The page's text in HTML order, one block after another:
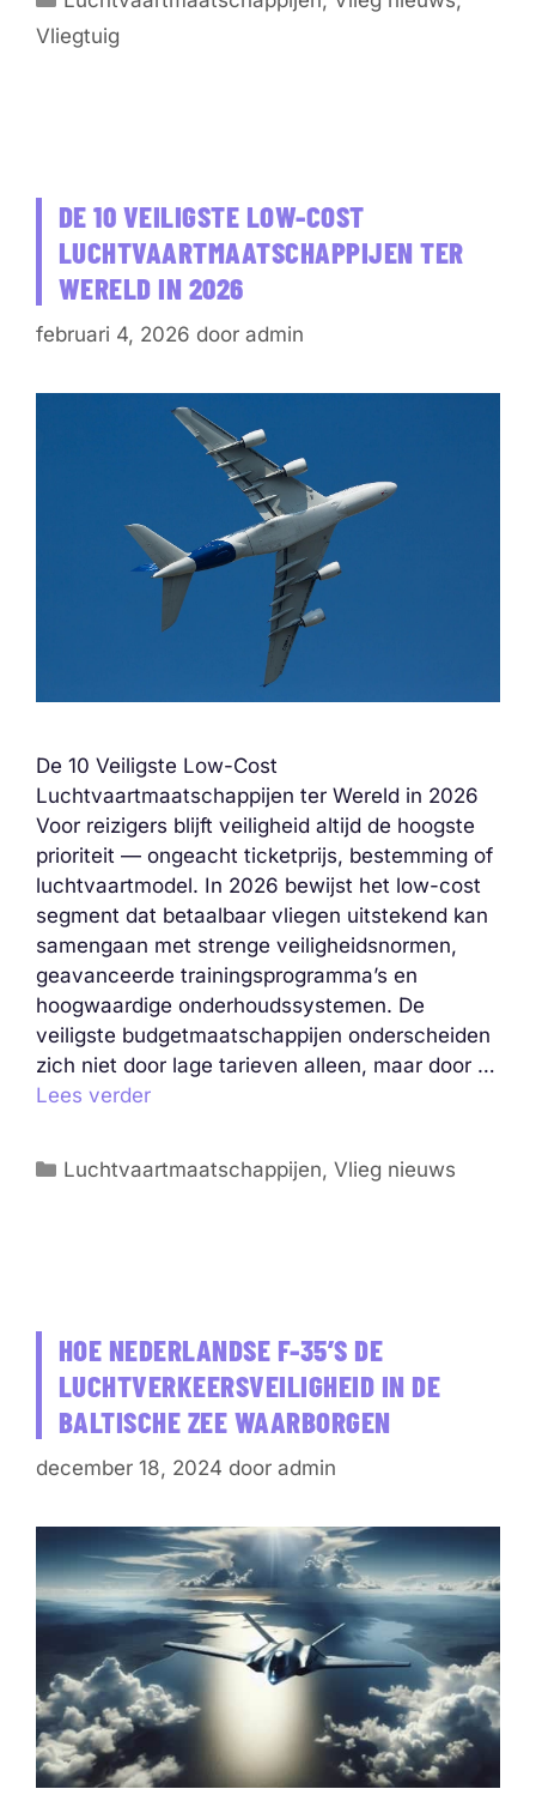
Vliegtuig
DE 10 VEILIGSTE LOW-COST
LUCHTVAARTMAATSCHAPPIJEN TER
WERELD IN 2026
februari 4, 2026 door admin
De 10 Veiligste Low-Cost
Luchtvaartmaatschappijen ter Wereld in 2026
Voor reizigers blijft veiligheid altijd de hoogste
prioriteit — ongeacht ticketprijs, bestemming of
luchtvaartmodel. In 2026 bewijst het low-cost
segment dat betaalbaar vliegen uitstekend kan
samengaan met strenge veiligheidsnormen,
geavanceerde trainingsprogramma’s en
hoogwaardige onderhoudssystemen. De
veiligste budgetmaatschappijen onderscheiden
zich niet door lage tarieven alleen, maar door …
Lees verder
Categorieën
Luchtvaartmaatschappijen,Vlieg nieuws
HOE NEDERLANDSE F-35’S DE
LUCHTVERKEERSVEILIGHEID IN DE
BALTISCHE ZEE WAARBORGEN
december 18, 2024 door admin